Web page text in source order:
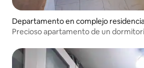
Departamento en complejo
Precioso apartamento de un